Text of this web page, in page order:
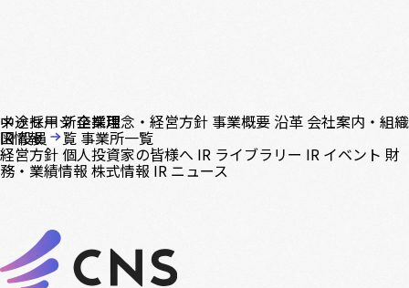
中途採用新卒採用
メッセージ企業理念・経営方針 事業概要 沿革 会社案内・組織
図役員一覧 事業所一覧
IR情報
経営方針 個人投資家の皆様へ IR ライブラリー IR イベント 財
務・業績情報 株式情報 IR ニュース